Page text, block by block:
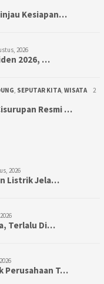
Kesiapan…
2026
2026, …
, SEPUTAR KITA, WISATA
2
Resmi …
2026
Listrik Jela…
Terlalu Di…
Perusahaan T…